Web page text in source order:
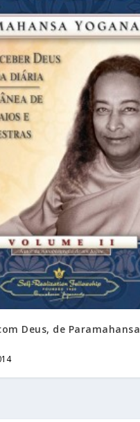
Deus, de Paramahansa